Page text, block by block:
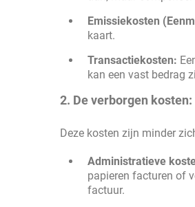
Emissiekosten
kaart.
Transactiekosten:
kan een vast bedrag
2. De verborgen
Deze kosten zijn minder
Administratieve
papieren facturen of
factuur.